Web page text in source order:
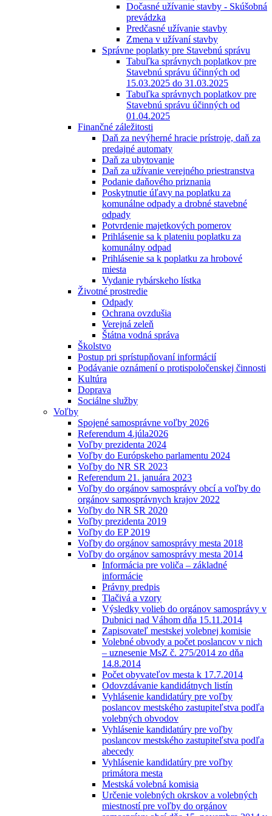
Dočasné užívanie stavby - Skúšobná
prevádzka
Predčasné užívanie stavby
Zmena v užívaní stavby
Správne poplatky pre Stavebnú správu
Tabuľka správnych poplatkov pre
Stavebnú správu účinných od
15.03.2025 do 31.03.2025
Tabuľka správnych poplatkov pre
Stavebnú správu účinných od
01.04.2025
Finančné záležitosti
Daň za nevýherné hracie prístroje, daň za
predajné automaty
Daň za ubytovanie
Daň za užívanie verejného priestranstva
Podanie daňového priznania
Poskytnutie úľavy na poplatku za
komunálne odpady a drobné stavebné
odpady
Potvrdenie majetkových pomerov
Prihlásenie sa k plateniu poplatku za
komunálny odpad
Prihlásenie sa k poplatku za hrobové
miesta
Vydanie rybárskeho lístka
Životné prostredie
Odpady
Ochrana ovzdušia
Verejná zeleň
Štátna vodná správa
Školstvo
Postup pri sprístupňovaní informácií
Podávanie oznámení o protispoločenskej činnosti
Kultúra
Doprava
Sociálne služby
Voľby
Spojené samosprávne voľby 2026
Referendum 4.júla2026
Voľby prezidenta 2024
Voľby do Európskeho parlamentu 2024
Voľby do NR SR 2023
Referendum 21. januára 2023
Voľby do orgánov samosprávy obcí a voľby do
orgánov samosprávnych krajov 2022
Voľby do NR SR 2020
Voľby prezidenta 2019
Voľby do EP 2019
Voľby do orgánov samosprávy mesta 2018
Voľby do orgánov samosprávy mesta 2014
Informácia pre voliča – základné
informácie
Právny predpis
Tlačivá a vzory
Výsledky volieb do orgánov samosprávy v
Dubnici nad Váhom dňa 15.11.2014
Zapisovateľ mestskej volebnej komisie
Volebné obvody a počet poslancov v nich
– uznesenie MsZ č. 275/2014 zo dňa
14.8.2014
Počet obyvateľov mesta k 17.7.2014
Odovzdávanie kandidátnych listín
Vyhlásenie kandidatúry pre voľby
poslancov mestského zastupiteľstva podľa
volebných obvodov
Vyhlásenie kandidatúry pre voľby
poslancov mestského zastupiteľstva podľa
abecedy
Vyhlásenie kandidatúry pre voľby
primátora mesta
Mestská volebná komisia
Určenie volebných okrskov a volebných
miestností pre voľby do orgánov